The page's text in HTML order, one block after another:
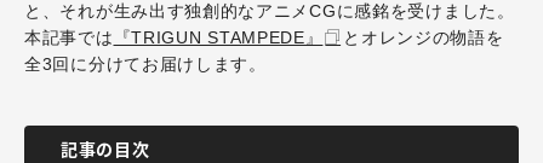
と、それが生み出す独創的なアニメCGに感銘を受けました。
本記事では 『TRIGUN STAMPEDE』
とオレンジの物語を
全3回に分けてお届けします。
記事の目次